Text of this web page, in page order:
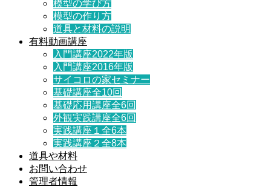
模型の学び方
模型の作り方
道具と材料の説明
有料動画講座
入門講座2022年版
入門講座2016年版
サイコロの家セミナー
基礎講座全10回
基礎応用講座全6回
外観実践講座全6回
実践講座１全6本
実践講座２全8本
道具や材料
お問い合わせ
管理者情報